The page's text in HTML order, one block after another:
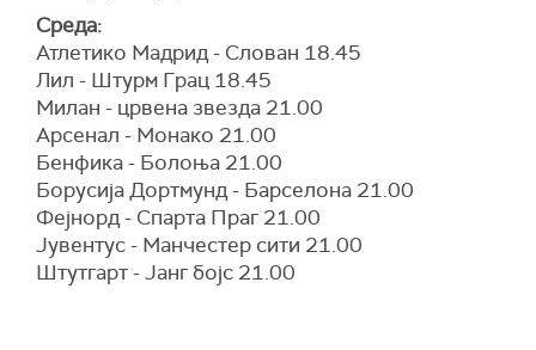
Среда:
Атлетико Мадрид - Слован 18.45
Лил - Штурм Грац 18.45
Милан - црвена звезда 21.00
Арсенал - Монако 21.00
Бенфика - Болоња 21.00
Борусија Дортмунд - Барселона 21.00
Фејнорд - Спарта Праг 21.00
Јувентус - Манчестер сити 21.00
Штутгарт - Јанг бојс 21.00